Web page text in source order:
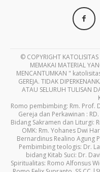
© COPYRIGHT KATOLISITAS
MEMAKAI MATERIAL
MENCANTUMKAN "
GEREJA. TIDAK
ATAU SELURUH TULISAN
Romo pembimbing: Rm. Prof.
Gereja dan Perkawinan :
Bidang Sakramen dan Liturgi:
OMK: Rm. Yohanes Dwi
Bernardinus Realino Agung
Pembimbing teologis: Dr.
bidang Kitab Suci: Dr.
Spiritualitas: Romo Alfonsus